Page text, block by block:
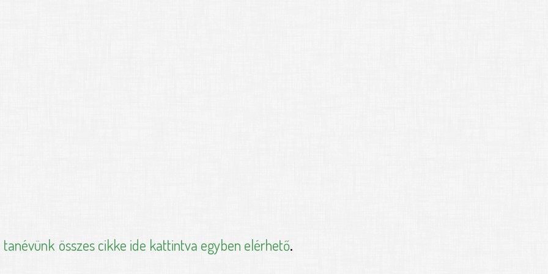
tanévünk összes cikke ide kattintva egyben elérhető.